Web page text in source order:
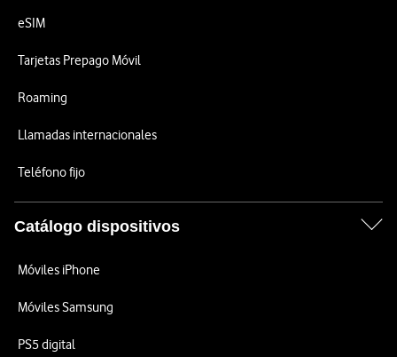
eSIM
Tarjetas Prepago Móvil
Roaming
Llamadas internacionales
Teléfono fijo
Catálogo dispositivos
Móviles iPhone
Móviles Samsung
PS5 digital